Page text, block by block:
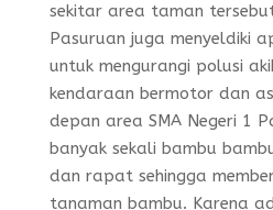
sekitar area taman
Pasuruan juga menyeldiki
untuk mengurangi polusi
kendaraan bermotor dan
depan area SMA Negeri 1
banyak sekali bambu
dan rapat sehingga
tanaman bambu. Karena